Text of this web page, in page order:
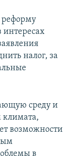
реформу
интересах
налог, за
среду и
климата,
возможности
в